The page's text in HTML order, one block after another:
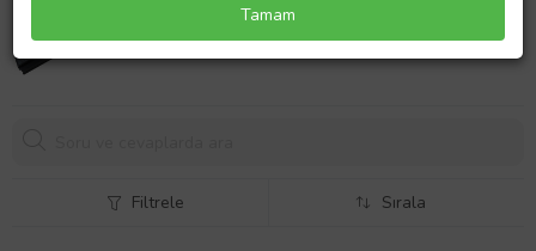
Toshiba Satellite C660D-18F Batarya Laptop Pil
1285,59 TL
Filtrele Sırala
Tamam